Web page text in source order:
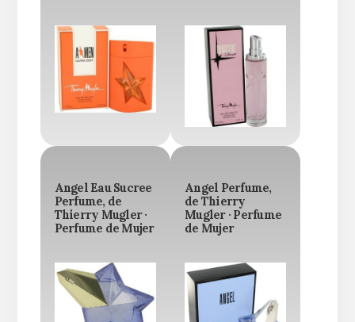
Angel Eau Sucree
Perfume, de
Thierry Mugler ·
Perfume de Mujer
Angel Perfume,
de Thierry
Mugler · Perfume
de Mujer